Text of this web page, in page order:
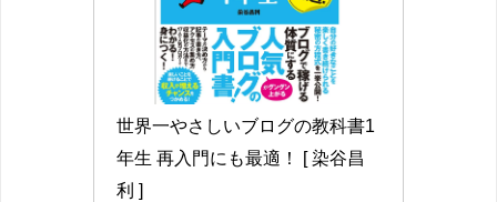
世界一やさしいブログの教科書1
年生 再入門にも最適！ [ 染谷昌
利 ]